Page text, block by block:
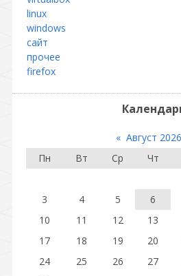
linux
windows
сайт
прочее
firefox
« Август 2026
Пн
Вт Ср Чт
3
4 5 6
10
11 12 13
17
18 19 20
24
25 26 27